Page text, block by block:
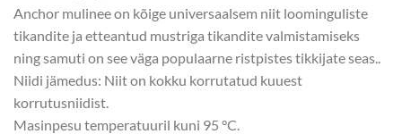
Anchor mulinee on kõige universaalsem niit loominguliste
tikandite ja etteantud mustriga tikandite valmistamiseks
ning samuti on see väga populaarne ristpistes tikkijate seas..
Niidi jämedus: Niit on kokku korrutatud kuuest
korrutusniidist.
Masinpesu temperatuuril kuni 95 °C.